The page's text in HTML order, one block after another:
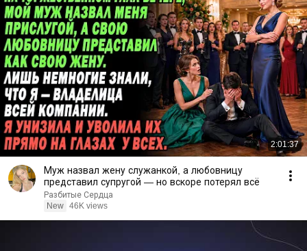
2:01:37
Муж назвал жену служанкой, а любовницу
представил супругой — но вскоре потерял всё
Разбитые Сердца
New 46K views